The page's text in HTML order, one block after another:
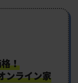
！
ンライン家